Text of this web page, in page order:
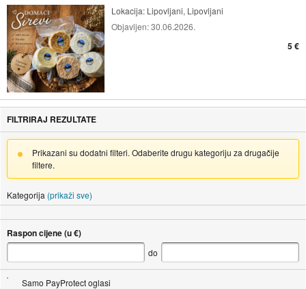
Lokacija: Lipovljani, Lipovljani
Objavljen:30.06.2026.
5 €
FILTRIRAJ REZULTATE
Prikazani su dodatni filteri. Odaberite drugu kategoriju za drugačije
filtere.
Kategorija (prikaži sve)
Raspon cijene (u €)
do
Samo PayProtect oglasi